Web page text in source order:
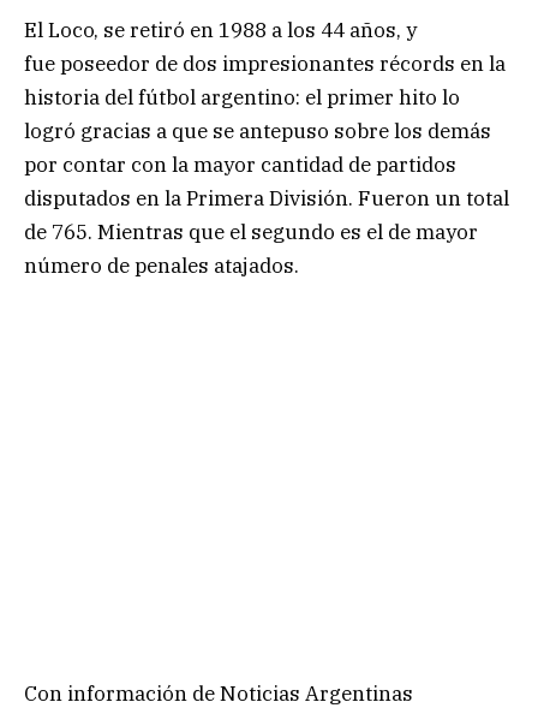
El Loco, se retiró en 1988 a los 44 años, y
fue poseedor de dos impresionantes récords en la
historia del fútbol argentino: el primer hito lo
logró gracias a que se antepuso sobre los demás
por contar con la mayor cantidad de partidos
disputados en la Primera División. Fueron un total
de 765. Mientras que el segundo es el de mayor
número de penales atajados.
Con información de Noticias Argentinas